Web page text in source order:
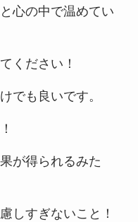
心の中で温めてい
ください！
でも良いです。
が得られるみた
しすぎないこと！